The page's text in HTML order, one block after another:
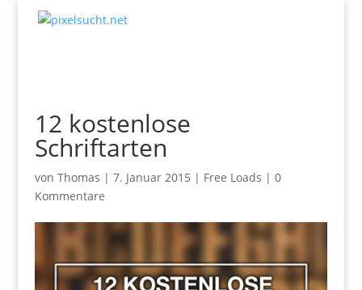
12 kostenlose
Schriftarten
von Thomas | 7. Januar 2015 | Free Loads | 0
Kommentare